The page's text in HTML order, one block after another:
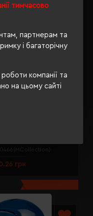
тимчасово
партнерам та
і багаторічну
компанії та
на цьому сайті
грн